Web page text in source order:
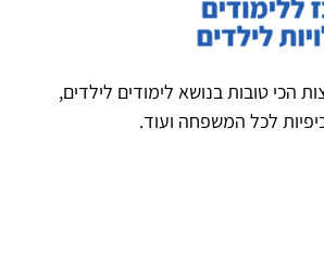
הכי טובות בנושא לימודים לילדים,
כיפיות לכל המשפחה ועוד.